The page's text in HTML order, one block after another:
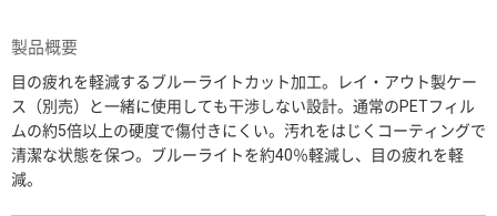
製品概要
目の疲れを軽減するブルーライトカット加工。レイ・アウト製ケー
ス（別売）と一緒に使用しても干渉しない設計。通常のPETフィル
ムの約5倍以上の硬度で傷付きにくい。汚れをはじくコーティングで
清潔な状態を保つ。ブルーライトを約40％軽減し、目の疲れを軽
減。